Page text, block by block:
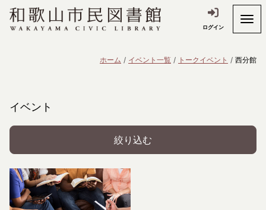
ログイン
ホーム イベント一覧 トークイベント 西分館
イベント
絞り込む